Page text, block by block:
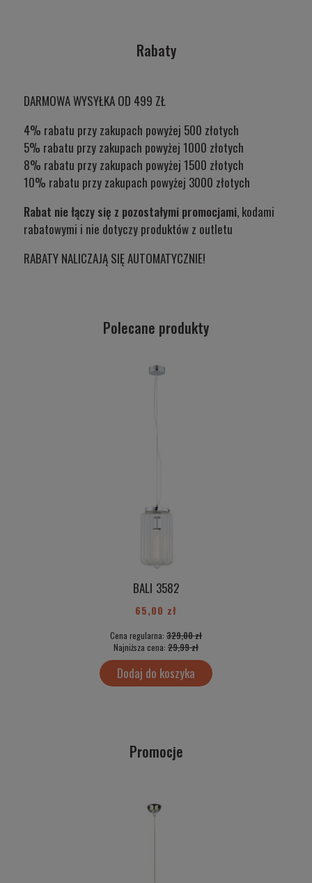
Rabaty
DARMOWA WYSYŁKA OD 499 ZŁ
4% rabatu przy zakupach powyżej 500 złotych
5% rabatu przy zakupach powyżej 1000 złotych
8% rabatu przy zakupach powyżej 1500 złotych
10% rabatu przy zakupach powyżej 3000 złotych
Rabat nie łączy się z pozostałymi promocjami, kodami
rabatowymi i nie dotyczy produktów z outletu
RABATY NALICZAJĄ SIĘ AUTOMATYCZNIE!
Polecane produkty
BALI 3582
65,00 zł
Cena regularna: 329,00 zł
Najniższa cena: 29,99 zł
Dodaj do koszyka
Promocje